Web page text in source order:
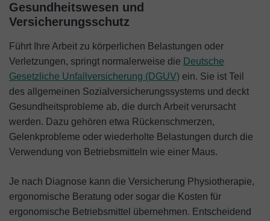
Gesundheitswesen und
Versicherungsschutz
Führt Ihre Arbeit zu körperlichen Belastungen oder
Verletzungen, springt normalerweise die Deutsche
Gesetzliche Unfallversicherung (DGUV) ein. Sie ist Teil
des allgemeinen Sozialversicherungssystems und deckt
Gesundheitsprobleme ab, die durch Arbeit verursacht
werden. Dazu gehören etwa Rückenschmerzen,
Gelenkprobleme oder wiederholte Belastungen durch die
Verwendung von Betriebsmitteln wie einer Maus.
Je nach Diagnose kann die Versicherung Physiotherapie,
ergonomische Beratung oder sogar die Kosten für
ergonomische Betriebsmittel übernehmen. Entscheidend